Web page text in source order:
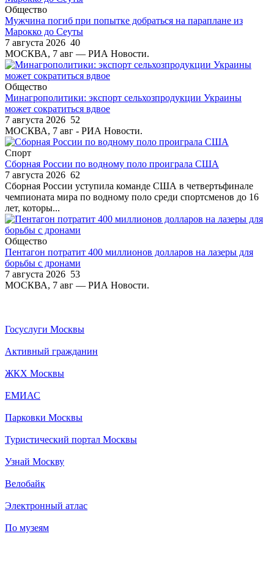
Общество
Мужчина погиб при попытке добраться на параплане из
Марокко до Сеуты
7 августа 2026 40
МОСКВА, 7 авг — РИА Новости.
Общество
Минагрополитики: экспорт сельхозпродукции Украины
может сократиться вдвое
7 августа 2026 52
МОСКВА, 7 авг - РИА Новости.
Спорт
Сборная России по водному поло проиграла США
7 августа 2026 62
Сборная России уступила команде США в четвертьфинале
чемпионата мира по водному поло среди спортсменов до 16
лет, которы...
Общество
Пентагон потратит 400 миллионов долларов на лазеры для
борьбы с дронами
7 августа 2026 53
МОСКВА, 7 авг — РИА Новости.
Госуслуги Москвы
Активный гражданин
ЖКХ Москвы
ЕМИАС
Парковки Москвы
Туристический портал Москвы
Узнай Москву
Велобайк
Электронный атлас
По музеям